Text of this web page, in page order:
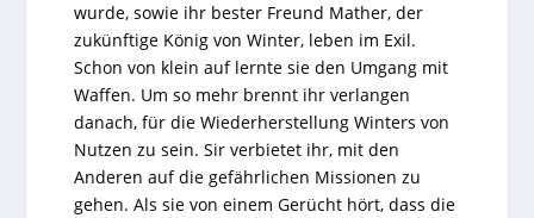
wurde, sowie ihr bester Freund Mather, der
zukünftige König von Winter, leben im Exil.
Schon von klein auf lernte sie den Umgang mit
Waffen. Um so mehr brennt ihr verlangen
danach, für die Wiederherstellung Winters von
Nutzen zu sein. Sir verbietet ihr, mit den
Anderen auf die gefährlichen Missionen zu
gehen. Als sie von einem Gerücht hört, dass die